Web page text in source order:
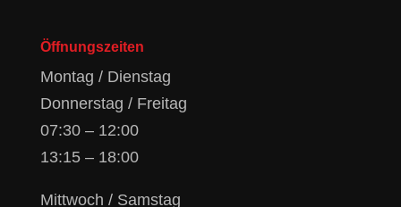
Öffnungszeiten
Montag / Dienstag
Donnerstag / Freitag
07:30 – 12:00
13:15 – 18:00
Mittwoch / Samstag